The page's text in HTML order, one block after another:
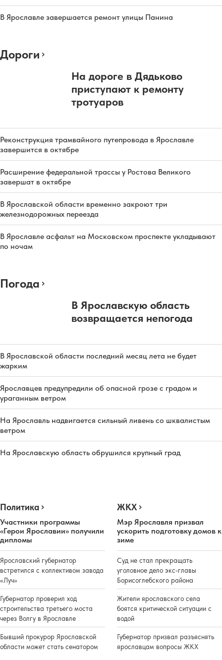
В Ярославле завершается ремонт улицы Панина
Дороги
На дороге в Дядьково
приступают к ремонту
тротуаров
Реконструкция трамвайного путепровода в Ярославле
завершится в октябре
Расширение федеральной трассы у Ростова Великого
завершат в октябре
В Ярославской области временно закроют три
железнодорожных переезда
В Ярославле асфальт на Московском проспекте укладывают
по ночам
Погода
В Ярославскую область
возвращается непогода
В Ярославской области последний месяц лета не будет
жарким
Ярославцев предупредили об опасной грозе с градом и
ураганным ветром
На Ярославль надвигается сильный ливень со шквалистым
ветром
На Ярославскую область обрушился крупный град
Политика
Участники программы
«Герои Ярославии» получили
дипломы
Ярославский губернатор
встретился с коллективом завода
«Луч»
Губернатор проверил ход
строительства третьего моста
через Волгу в Ярославле
Бывший прокурор Ярославской
области может стать сенатором
ЖКХ
Мэр Ярославля призвал
ускорить подготовку домов к
зиме
Суд не стал прекращать
уголовное дело экс-главы
Борисоглебского района
Жители ярославского села
боятся критической ситуации с
водой
Губернатор призвал разъяснять
ярославцам вопросы ЖКХ